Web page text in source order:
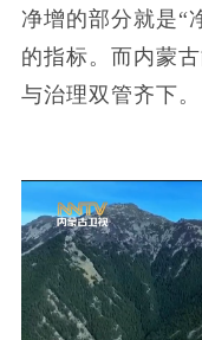
净增的部分就是“
的指标。而内蒙
与治理双管齐下。